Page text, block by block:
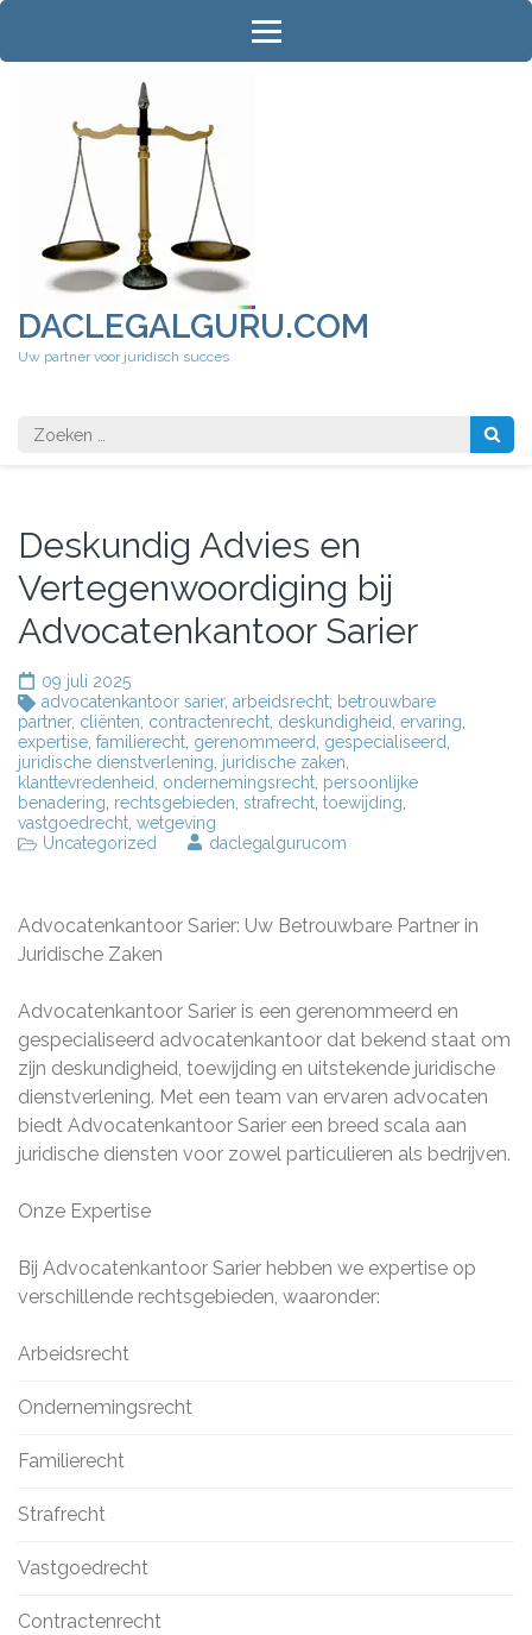
Ga
inhoud
DACLEGALGURU.COM
Uw partner voor juridisch succes
Zoeken
naar:
Deskundig Advies en
Vertegenwoordiging bij
Advocatenkantoor Sarier
09 juli 2025
advocatenkantoor sarier, arbeidsrecht betrouwbare
partner, cliënten contractenrecht deskundigheid ervaring
expertise familierecht gerenommeerd gespecialiseerd
juridische dienstverlening juridische zaken
klanttevredenheid
ondernemingsrecht persoonlijke
benadering rechtsgebieden strafrecht toewijding
vastgoedrecht wetgeving
Uncategorized
daclegalgurucom
Advocatenkantoor Sarier: Uw Betrouwbare Partner in
Juridische Zaken
Advocatenkantoor Sarier is een gerenommeerd en
gespecialiseerd advocatenkantoor dat bekend staat om
zijn deskundigheid, toewijding en uitstekende juridische
dienstverlening. Met een team van ervaren advocaten
biedt Advocatenkantoor Sarier een breed scala aan
juridische diensten voor zowel particulieren als bedrijven.
Onze Expertise
Bij Advocatenkantoor Sarier hebben we expertise op
verschillende rechtsgebieden, waaronder:
Arbeidsrecht
Ondernemingsrecht
Familierecht
Strafrecht
Vastgoedrecht
Contractenrecht